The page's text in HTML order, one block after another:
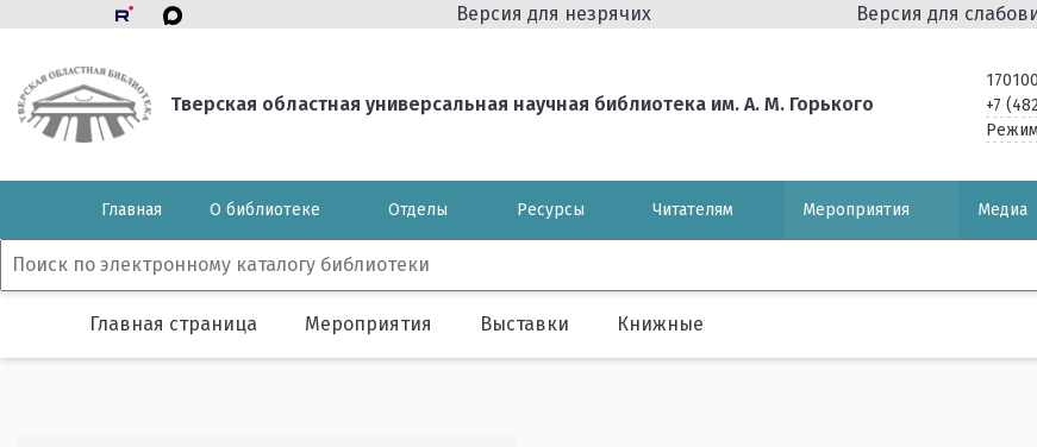
Версия для незрячих Версия для
Тверская областная универсальная научная библиотека им. А. М. Горького
+7
Главная О библиотеке Отделы Ресурсы Читателям Мероприятия Медиа
Главная страница Мероприятия Выставки Книжные